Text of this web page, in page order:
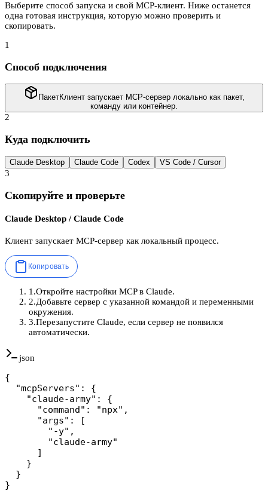
Выберите способ запуска и свой MCP-клиент. Ниже останется
одна готовая инструкция, которую можно проверить и
скопировать.
1
Способ подключения
ПакетКлиент запускает MCP-сервер локально как пакет,
команду или контейнер.
2
Куда подключить
Claude Desktop Claude Code Codex VS Code / Cursor
3
Скопируйте и проверьте
Claude Desktop / Claude Code
Клиент запускает MCP-сервер как локальный процесс.
Копировать
1 .Откройте настройки MCP в Claude.
2.Добавьте сервер с указанной командой и переменными
окружения.
3.Перезапустите Claude, если сервер не появился
автоматически.
json
{
  "mcpServers": {
    "claude-army": {
      "command": "npx",
      "args": [
        "-y",
        "claude-army"
      ]
    }
  }
}